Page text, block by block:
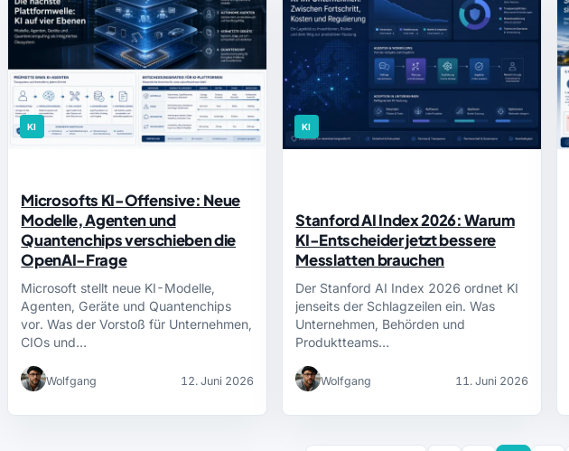
KI
Microsofts KI-Offensive: Neue
Modelle, Agenten und
Quantenchips verschieben die
OpenAI-Frage
Microsoft stellt neue KI-Modelle,
Agenten, Geräte und Quantenchips
vor. Was der Vorstoß für Unternehmen,
CIOs und…
Wolfgang 12. Juni 2026
KI
Stanford AI Index 2026: Warum
KI-Entscheider jetzt bessere
Messlatten brauchen
Der Stanford AI Index 2026 ordnet KI
jenseits der Schlagzeilen ein. Was
Unternehmen, Behörden und
Produktteams…
Wolfgang 11. Juni 2026